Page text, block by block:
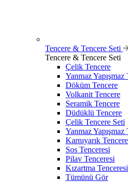
Tencere & Tencere Seti
Tencere & Tencere Seti
Çelik Tencere
Yanmaz Yapışmaz
Döküm Tencere
Volkanit Tencere
Seramik Tencere
Düdüklü Tencere
Çelik Tencere Seti
Yanmaz Yapışmaz
Karnıyarık
Sos Tenceresi
Pilav Tenceresi
Kızartma Tenceresi
Tümünü Gör